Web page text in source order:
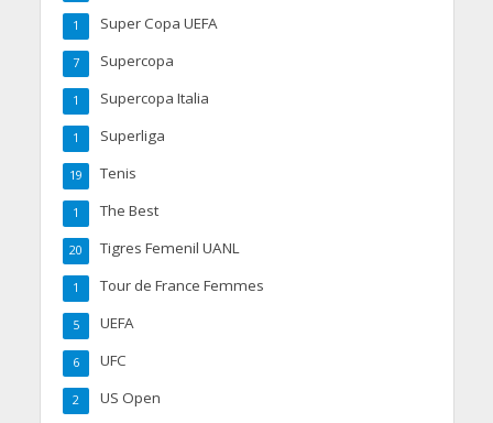
Super Copa UEFA
1
Supercopa
7
Supercopa Italia
1
Superliga
1
Tenis
19
The Best
1
Tigres Femenil UANL
20
Tour de France Femmes
1
UEFA
5
UFC
6
US Open
2